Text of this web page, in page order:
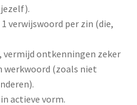
verwijswoord per zin (die,
vermijd ontkenningen zeker
werkwoord (zoals niet
actieve vorm.